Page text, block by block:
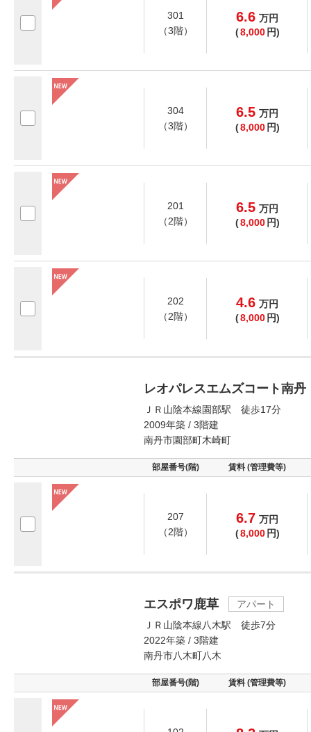
301
（3階）
6.6 万円
(8,000 円)
304
（3階）
6.5 万円
(8,000 円)
201
（2階）
6.5 万円
(8,000 円)
202
（2階）
4.6 万円
(8,000 円)
レオパレスエムズコート南丹
ＪＲ山陰本線園部駅 徒歩17分
2009年築 / 3階建
南丹市園部町木崎町
部屋番号(階) 賃料 (管理費等)
207
（2階）
6.7 万円
(8,000 円)
エスポワ鹿草
アパート
ＪＲ山陰本線八木駅 徒歩7分
2022年築 / 3階建
南丹市八木町八木
部屋番号(階) 賃料 (管理費等)